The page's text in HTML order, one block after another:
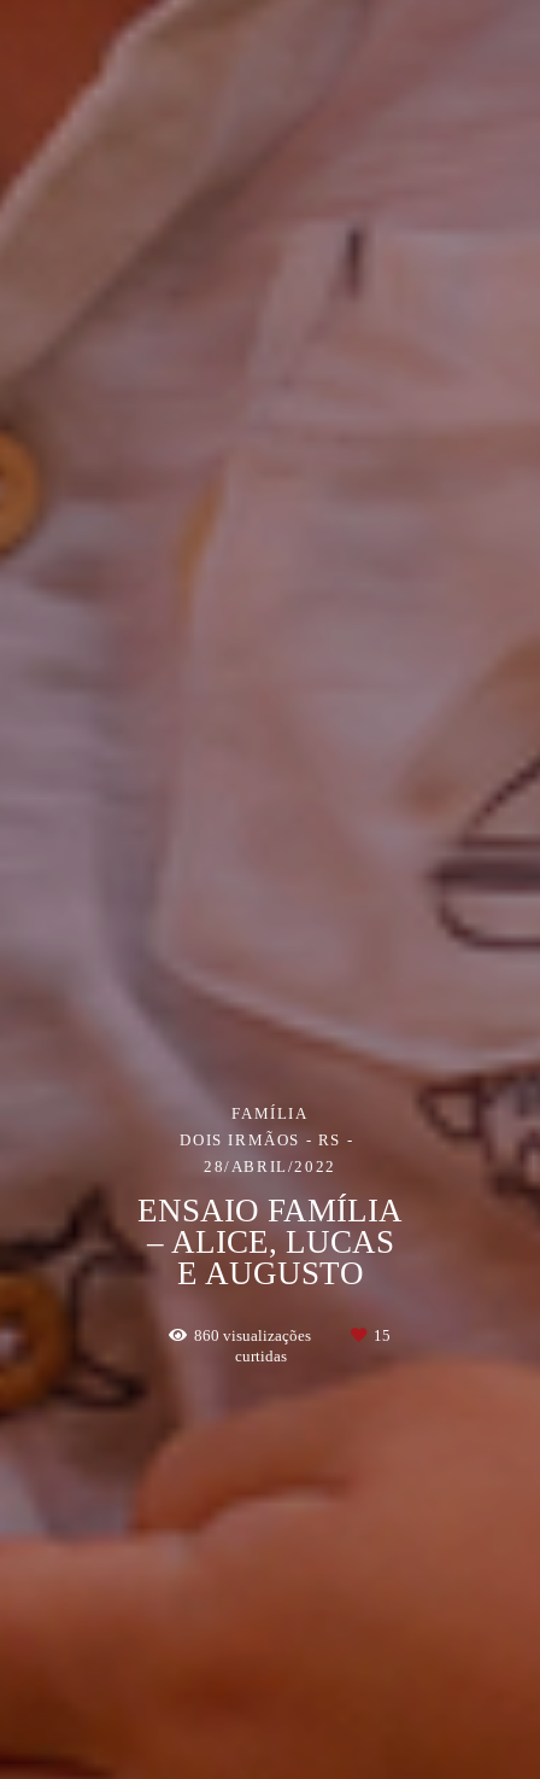
FAMÍLIA
DOIS IRMÃOS - RS
28/ABRIL/2022
ENSAIO FAMÍLIA
– ALICE, LUCAS
E AUGUSTO
860 visualizações
15
curtidas